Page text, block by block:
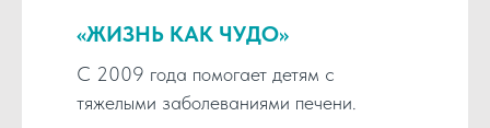
«ЖИЗНЬ КАК ЧУДО»
С 2009 года помогает детям с
тяжелыми заболеваниями печени.